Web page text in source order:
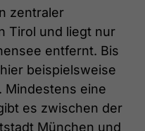
zentraler
Tirol und liegt nur
entfernt. Bis
beispielsweise
Mindestens eine
es zwischen der
München und